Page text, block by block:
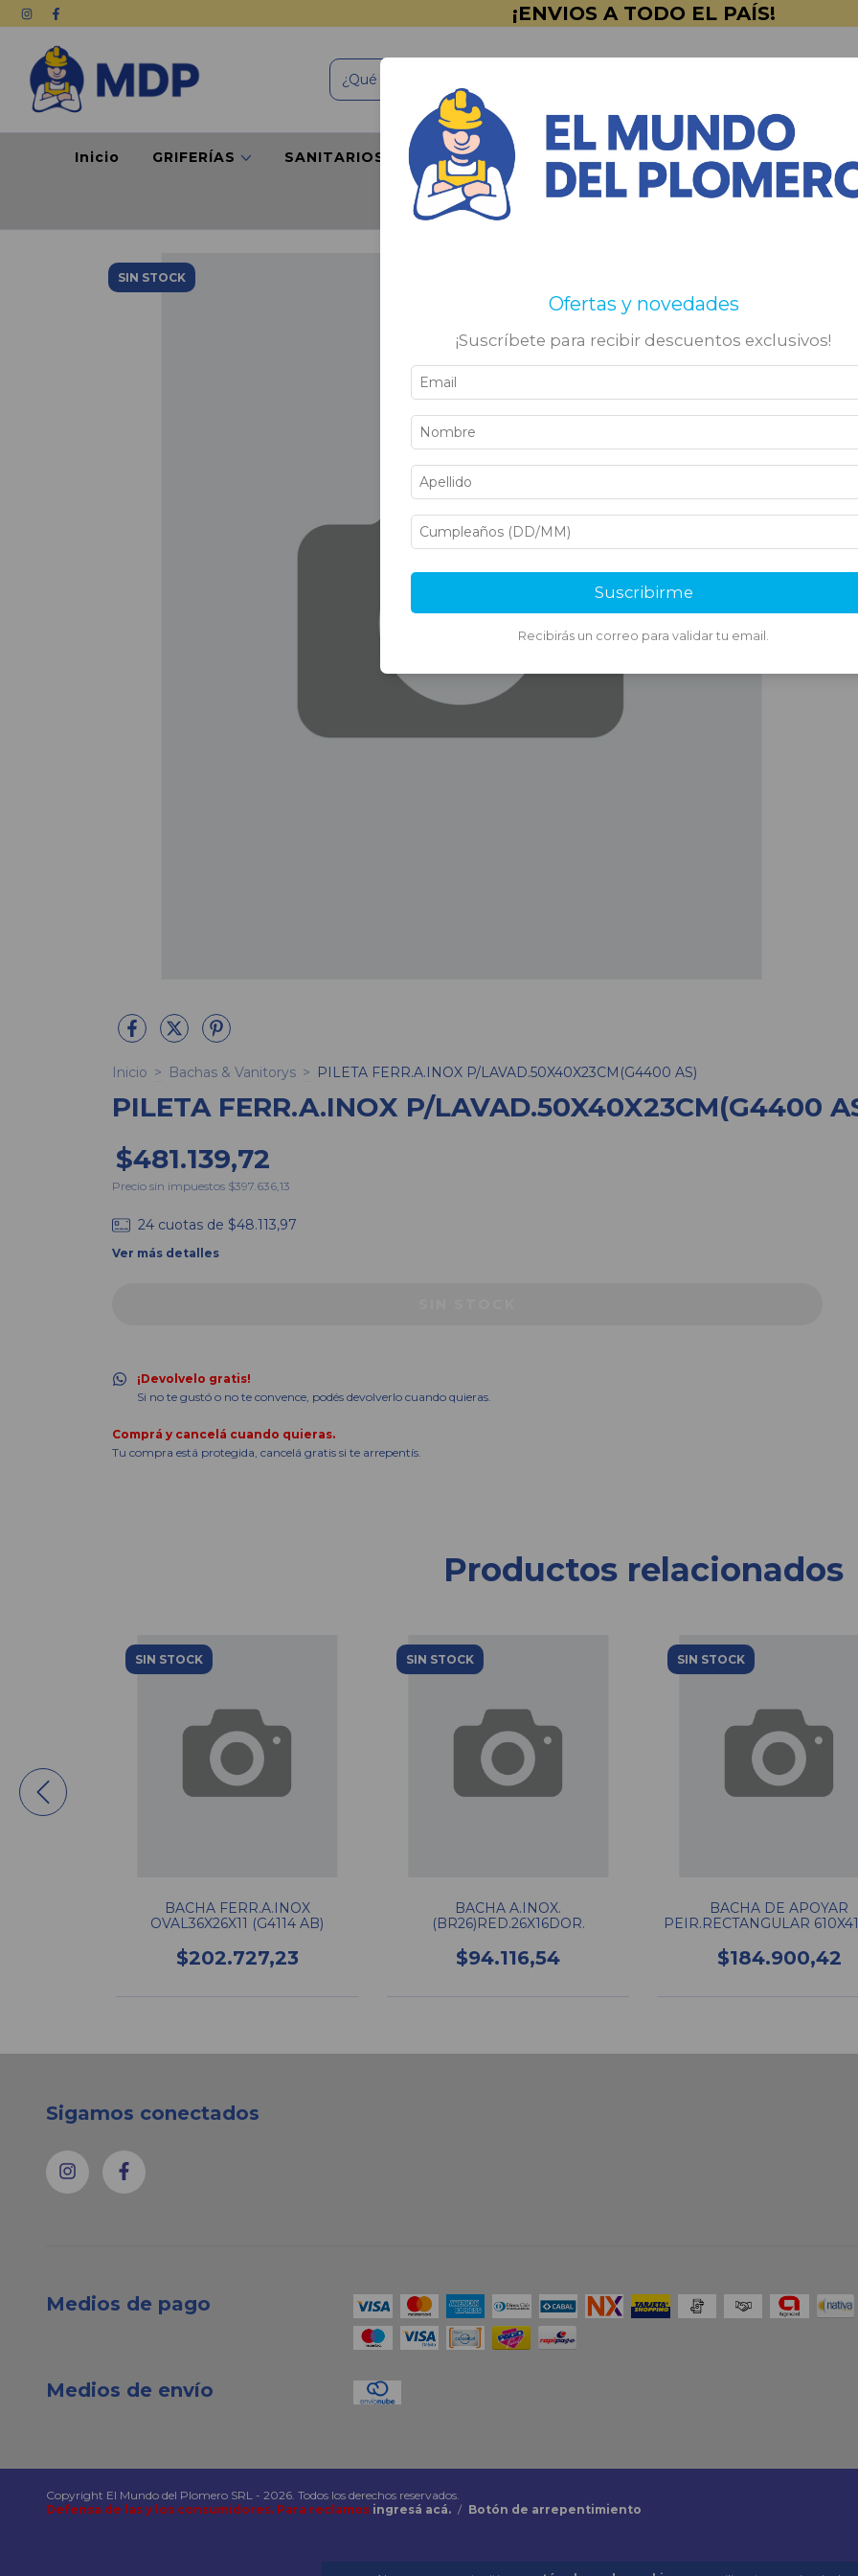
¡ENVIOS A TODO EL PAÍS!
Inicio GRIFERÍAS SANITARIOS BACHAS & MUEBLES CAMPANAS Y
PINTURERÍA
SIN STOCK
Inicio > Bachas & Vanitorys > PILETA FERR.A.INOX P/LAVAD.50X40X23CM(G4400 AS)
PILETA FERR.A.INOX P/LAVAD.50X40X23CM(G4400
$481.139,72
Precio sin impuestos $397.636,13
24 cuotas de $48.113,97
Ver más detalles
¡Devolvelo gratis!
Si no te gustó o no te convence, podés devolverlo cuando quieras.
Comprá y cancelá cuando quieras.
Tu compra está protegida, cancelá gratis si te arrepentís.
Productos relacionados
SIN STOCK
BACHA FERR.A.INOX
OVAL36X26X11 (G4114 AB)
$202.727,23
SIN STOCK
BACHA A.INOX.
(BR26)RED.26X16DOR.
$94.116,54
SIN STOCK
BACHA DE APOYAR
PEIR.RECTANGULAR
$184.900,42
Sigamos conectados
Medios de pago
Medios de envío
Copyright El Mundo del Plomero SRL - 2026. Todos los derechos reservados.
Defensa de las y los consumidores. Para reclamos ingresá acá. / Botón de arrepentimiento
Ofertas y novedades
¡Suscríbete para recibir descuentos exclusivos!
Suscribirme
Recibirás un correo para validar tu email.